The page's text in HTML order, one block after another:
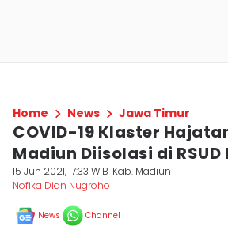
Home News Jawa Timur
COVID-19 Klaster
Madiun Diisolasi di RSUD
15 Jun 2021, 17:33 WIB Kab. Madiun
Nofika Dian Nugroho
News Channel